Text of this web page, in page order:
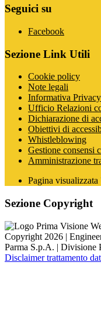
Seguici su
Facebook
Sezione Link Utili
Cookie policy
Note legali
Informativa Privacy
Ufficio Relazioni
Dichiarazione di
Obiettivi di
Whistleblowing
Gestione consensi
Amministrazione
Pagina visualizzata
Sezione Copyright
Copyright 2026 |
Parma S.p.A. | Divisione
Disclaimer trattamento